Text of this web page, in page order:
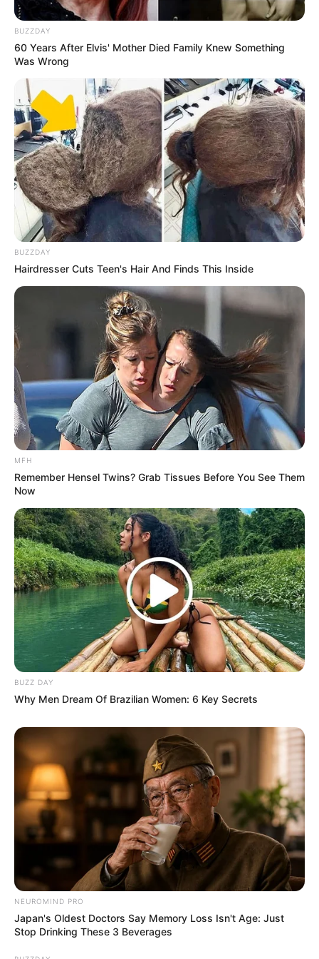
Anti Mainstream, 10 Cara
Membawa Barang Belanjaan
Versi Warga Thailand
Langka Banget! 10 Pose Lucu
Katak yang Bikin Ketawa
Ambyar! 10 Kalimat Baper
Pakai Bahasa Jawa Ini Bikin
Galau Abis
Fail! 10 Potret Makanan Gagal
Dimasak yang Bikin Kamu
Nggak Selera
10 Pose Manekin Anti
Mainstream yang Konyol
Banget
BUZZDAY
60 Years After Elvis' Mother Died Family Knew Something
Was Wrong
BUZZDAY
Hairdresser Cuts Teen's Hair And Finds This Inside
MFH
Remember Hensel Twins? Grab Tissues Before You See Them
Now
BUZZ DAY
Why Men Dream Of Brazilian Women: 6 Key Secrets
NEUROMIND PRO
Japan's Oldest Doctors Say Memory Loss Isn't Age: Just
Stop Drinking These 3 Beverages